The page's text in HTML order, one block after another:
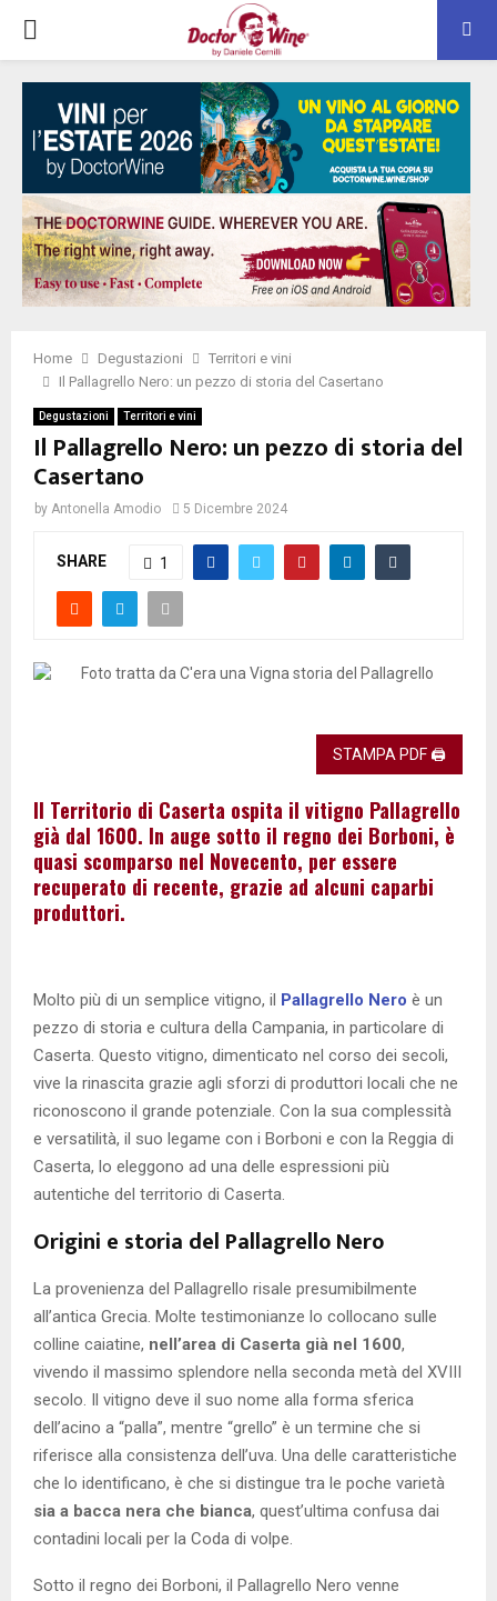
PRIMARY
MENU
Home Degustazioni
Territori e vini
Il Pallagrello Nero: un pezzo di storia del Casertano
Degustazioni Territori e vini
Il Pallagrello Nero: un pezzo di storia del
Casertano
by Antonella Amodio 5 Dicembre 2024
SHARE 1
STAMPA PDF 🖨
Il Territorio di Caserta ospita il vitigno Pallagrello
già dal 1600. In auge sotto il regno dei Borboni, è
quasi scomparso nel Novecento, per essere
recuperato di recente, grazie ad alcuni caparbi
produttori.
Molto più di un semplice vitigno, il Pallagrello Nero è un
pezzo di storia e cultura della Campania, in particolare di
Caserta. Questo vitigno, dimenticato nel corso dei secoli,
vive la rinascita grazie agli sforzi di produttori locali che ne
riconoscono il grande potenziale. Con la sua complessità
e versatilità, il suo legame con i Borboni e con la Reggia di
Caserta, lo eleggono ad una delle espressioni più
autentiche del territorio di Caserta.
Origini e storia del Pallagrello Nero
La provenienza del Pallagrello risale presumibilmente
all’antica Grecia. Molte testimonianze lo collocano sulle
colline caiatine, nell’area di Caserta già nel 1600,
vivendo il massimo splendore nella seconda metà del XVIII
secolo. Il vitigno deve il suo nome alla forma sferica
dell’acino a “palla”, mentre “grello” è un termine che si
riferisce alla consistenza dell’uva. Una delle caratteristiche
che lo identificano, è che si distingue tra le poche varietà
sia a bacca nera che bianca, quest’ultima confusa dai
contadini locali per la Coda di volpe.
Sotto il regno dei Borboni, il Pallagrello Nero venne